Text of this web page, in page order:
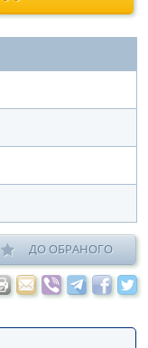
ДО ОБРАНОГО